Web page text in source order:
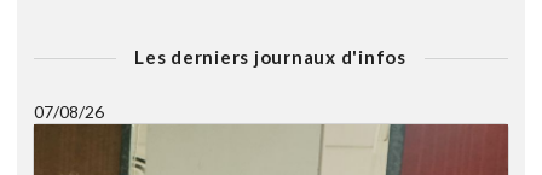
Les derniers journaux d'infos
07/08/26